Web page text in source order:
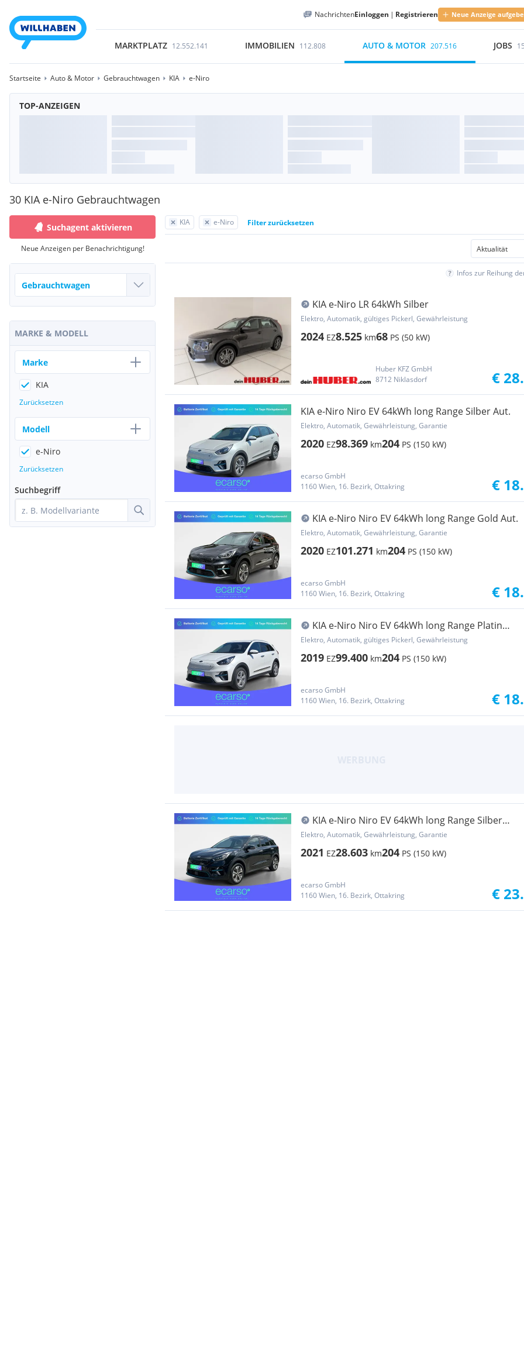
NachrichtenEinloggen | Registrieren Neue Anzeige
MARKTPLATZ 12.552.141 IMMOBILIEN 112.808 AUTO & MOTOR 207.516 JOBS
Startseite Auto & Motor Gebrauchtwagen KIA e-Niro
TOP-ANZEIGEN
30 KIA e-Niro Gebrauchtwagen
KIA e-Niro Filter zurücksetzen
Infos zur Reihung
KIA e-Niro LR 64kWh Silber
Elektro, Automatik, gültiges Pickerl, Gewährleistung
2024 EZ8.525 km68 PS (50 kW)
Huber KFZ GmbH
8712 Niklasdorf
€
KIA e-Niro Niro EV 64kWh long Range Silber Aut.
Elektro, Automatik, Gewährleistung, Garantie
2020 EZ98.369 km204 PS (150 kW)
ecarso GmbH
1160 Wien, 16. Bezirk, Ottakring
€
KIA e-Niro Niro EV 64kWh long Range Gold Aut.
Elektro, Automatik, Gewährleistung, Garantie
2020 EZ101.271 km204 PS (150 kW)
ecarso GmbH
1160 Wien, 16. Bezirk, Ottakring
€
KIA e-Niro Niro EV 64kWh long Range Platin
Aut.
Elektro, Automatik, gültiges Pickerl, Gewährleistung
2019 EZ99.400 km204 PS (150 kW)
ecarso GmbH
1160 Wien, 16. Bezirk, Ottakring
€
KIA e-Niro Niro EV 64kWh long Range Silber
Aut.
Elektro, Automatik, Gewährleistung, Garantie
2021 EZ28.603 km204 PS (150 kW)
ecarso GmbH
1160 Wien, 16. Bezirk, Ottakring
€
Suchagent aktivieren
Neue Anzeigen per Benachrichtigung!
MARKE & MODELL
Marke
KIA
Zurücksetzen
Modell
e-Niro
Zurücksetzen
Suchbegriff